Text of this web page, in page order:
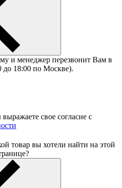
и менеджер перезвонит Вам в
до 18:00 по Москве).
свое согласие с
товар вы хотели найти на этой